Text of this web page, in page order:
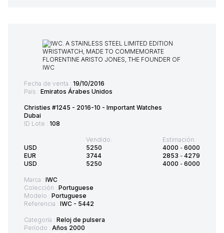
Fecha de venta : 19/10/2016
País : Emiratos Árabes Unidos
Christies #1245 - 2016-10 - Important Watches
Dubai
ID Lote : 108
USD
EUR
USD
Vendido:
5250
3744
5250
Estimación:
4000 - 6000
2853 - 4279
4000 - 6000
Marca : IWC
Colección : Portuguese
Modelo : Portuguese
Referencia : IWC - 5442
Categoría : Reloj de pulsera
Período : Años 2000